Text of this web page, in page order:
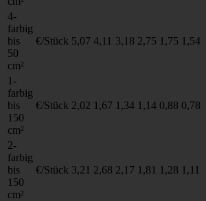
4-
farbig
bis
50
cm²
€/Stück 5,07 4,11 3,18 2,75 1,75 1,54
1-
farbig
bis
150
cm²
€/Stück 2,02 1,67 1,34 1,14 0,88 0,78
2-
farbig
bis
150
cm²
€/Stück 3,21 2,68 2,17 1,81 1,28 1,11